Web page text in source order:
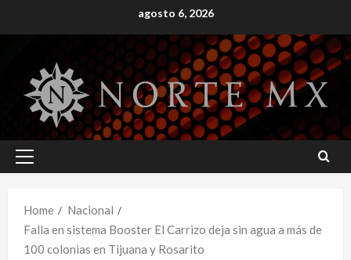
to
agosto 6, 2026
Primary
Home
Nacional
Falla en sistema Booster El Carrizo deja sin agua a más de
100 colonias en Tijuana y Rosarito